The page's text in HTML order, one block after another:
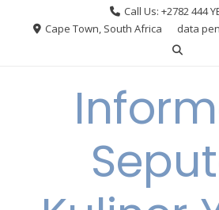
Call Us: +2782 444
Cape Town, South Africa
data